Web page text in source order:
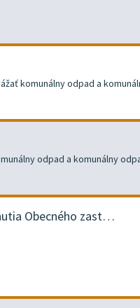
komunálny odpad a
odpad a komunálny
Obecného zast…